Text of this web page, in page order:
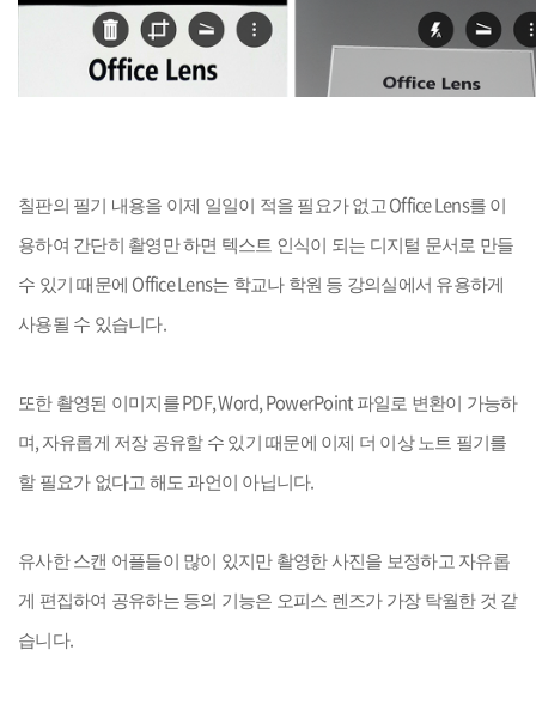
칠판의 필기 내용을 이제 일일이 적을 필요가 없고Office Lens를 이
용하여 간단히 촬영만 하면 텍스트 인식이 되는 디지털 문서로 만들
수 있기 때문에 Office Lens는 학교나 학원 등 강의실에서 유용하게
사용될 수 있습니다.
또한 촬영된 이미지를PDF, Word, PowerPoint 파일로 변환이 가능하
며, 자유롭게 저장 공유할 수 있기 때문에 이제 더 이상 노트 필기를
할 필요가 없다고 해도 과언이 아닙니다.
유사한 스캔 어플들이 많이 있지만 촬영한 사진을 보정하고 자유롭
게 편집하여 공유하는 등의 기능은 오피스 렌즈가 가장 탁월한 것 같
습니다.